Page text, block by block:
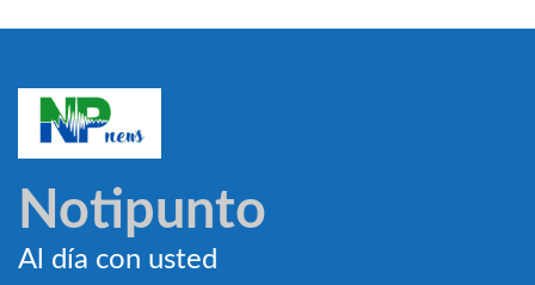
Notipunto
Al día con usted